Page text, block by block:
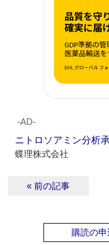
‐AD‐
ニトロソアミン分析
蝶理株式会社
« 前の記事
購読の申